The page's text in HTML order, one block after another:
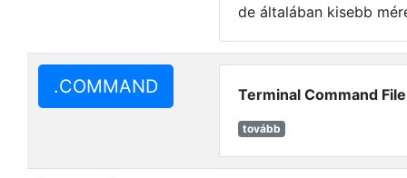
de általában kisebb
.COMMAND Terminal Command File
tovább